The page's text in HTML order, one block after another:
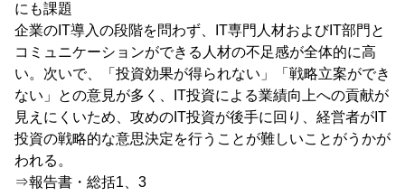
にも課題
企業のIT導入の段階を問わず、IT専門人材およびIT部門と
コミュニケーションができる人材の不足感が全体的に高
い。次いで、「投資効果が得られない」「戦略立案ができ
ない」との意見が多く、IT投資による業績向上への貢献が
見えにくいため、攻めのIT投資が後手に回り、経営者がIT
投資の戦略的な意思決定を行うことが難しいことがうかが
われる。
⇒報告書・総括1、3